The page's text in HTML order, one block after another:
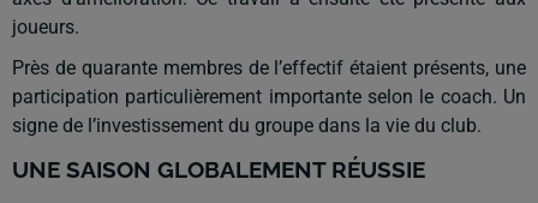
joueurs.
Près de quarante membres de l’effectif étaient présents, une
participation particulièrement importante selon le coach. Un
signe de l’investissement du groupe dans la vie du club.
UNE SAISON GLOBALEMENT RÉUSSIE